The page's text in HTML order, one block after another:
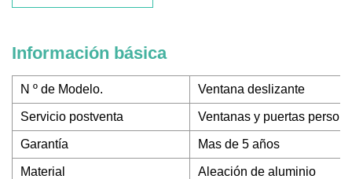
Información básica
N º de Modelo. Ventana deslizante
Servicio postventa Ventanas y puertas
Garantía Mas de 5 años
Material Aleación de aluminio